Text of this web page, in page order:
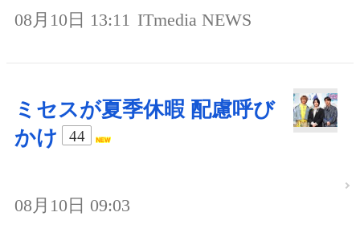
08月10日 13:11 ITmedia NEWS
ミセスが夏季休暇 配慮呼び
かけ
44
08月10日 09:03